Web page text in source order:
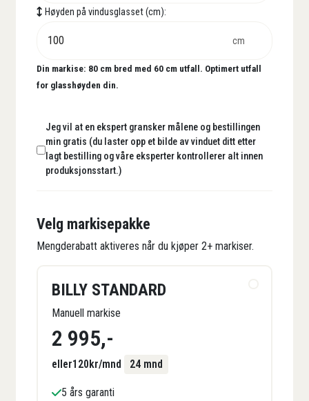
Høyden på vindusglasset (cm):
cm
Din markise: 80 cm bred med 60 cm utfall. Optimert utfall
for glasshøyden din.
Jeg vil at en ekspert gransker målene og bestillingen
min gratis (du laster opp et bilde av vinduet ditt etter
lagt bestilling og våre eksperter kontrollerer alt innen
produksjonsstart.)
Velg markisepakke
Mengderabatt aktiveres når du kjøper 2+ markiser.
BILLY STANDARD
Manuell markise
2 995,-
eller120kr/mnd 24 mnd
5 års garanti